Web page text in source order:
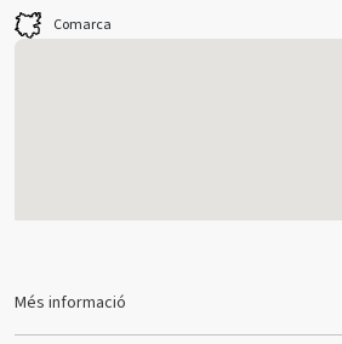
Comarca
Més informació